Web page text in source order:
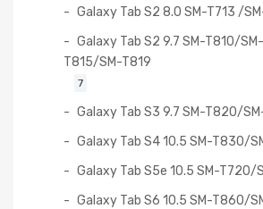
Galaxy Tab S2 8.0 SM-T713 /
Galaxy Tab S2 9.7 SM-T810/
T815/SM-T819
7
Galaxy Tab S3 9.7 SM-T820/
Galaxy Tab S4 10.5 SM-T830/
Galaxy Tab S5e 10.5 SM-T720/
Galaxy Tab S6 10.5 SM-T860/